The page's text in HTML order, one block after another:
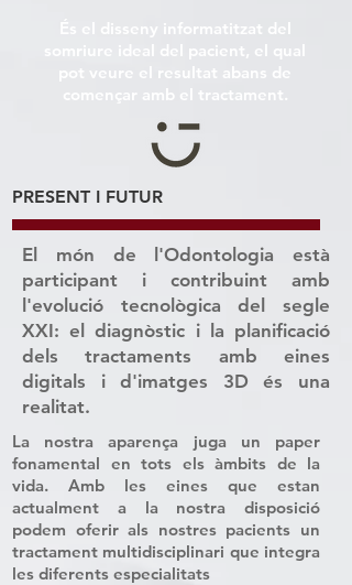
És el disseny informatitzat del
somriure ideal del pacient, el qual
pot veure el resultat abans de
començar amb el tractament.
PRESENT I FUTUR
El món de l'Odontologia està
participant i contribuint amb
l'evolució tecnològica del segle
XXI: el diagnòstic i la planificació
dels tractaments amb eines
digitals i d'imatges 3D és una
realitat.
La nostra aparença juga un paper
fonamental en tots els àmbits de la
vida. Amb les eines que estan
actualment a la nostra disposició
podem oferir als nostres pacients un
tractament multidisciplinari que integra
les diferents especialitats